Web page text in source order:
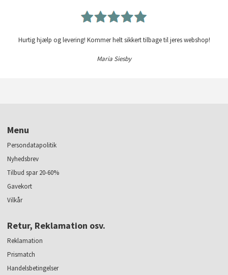
Hurtig hjælp og levering! Kommer helt sikkert tilbage til jeres webshop!
Maria Siesby
Menu
Persondatapolitik
Nyhedsbrev
Tilbud spar 20-60%
Gavekort
Vilkår
Retur, Reklamation osv.
Reklamation
Prismatch
Handelsbetingelser